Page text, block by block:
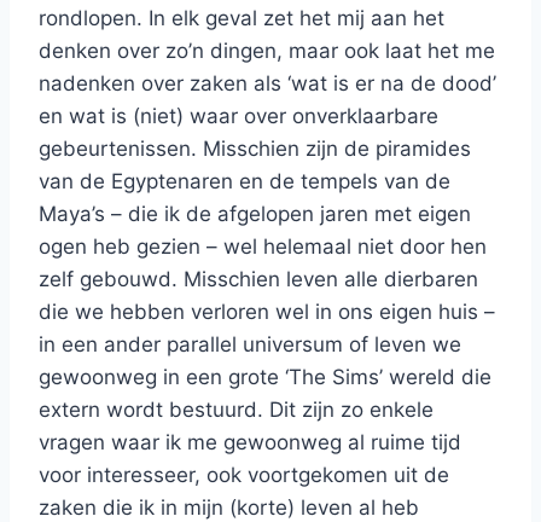
rondlopen. In elk geval zet het mij aan het
denken over zo’n dingen, maar ook laat het me
nadenken over zaken als ‘wat is er na de dood’
en wat is (niet) waar over onverklaarbare
gebeurtenissen. Misschien zijn de piramides
van de Egyptenaren en de tempels van de
Maya’s – die ik de afgelopen jaren met eigen
ogen heb gezien – wel helemaal niet door hen
zelf gebouwd. Misschien leven alle dierbaren
die we hebben verloren wel in ons eigen huis –
in een ander parallel universum of leven we
gewoonweg in een grote ‘The Sims’ wereld die
extern wordt bestuurd. Dit zijn zo enkele
vragen waar ik me gewoonweg al ruime tijd
voor interesseer, ook voortgekomen uit de
zaken die ik in mijn (korte) leven al heb